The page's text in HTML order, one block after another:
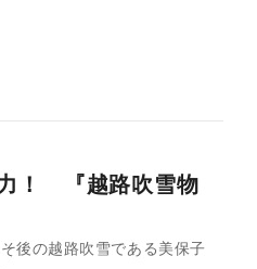
！ 『越路吹雪物
後の越路吹雪である美保子